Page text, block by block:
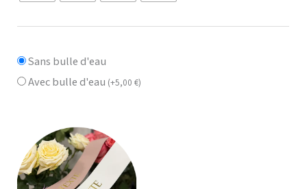
Sans bulle d'eau
Avec bulle d'eau (+5,00€)